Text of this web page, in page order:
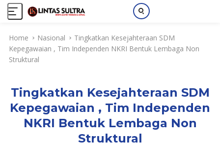
Home Nasional
Tingkatkan Kesejahteraan SDM
Kepegawaian , Tim Independen NKRI Bentuk Lembaga Non
Struktural
Tingkatkan Kesejahteraan SDM
Kepegawaian , Tim Independen
NKRI Bentuk Lembaga Non
Struktural